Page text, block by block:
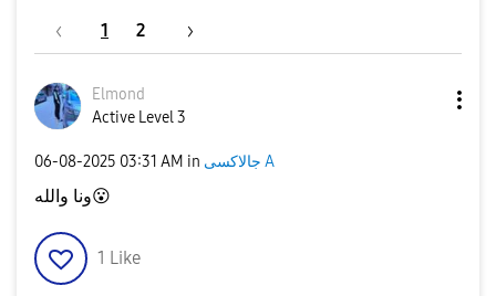
1 2
Elmond
Active Level 3
‎06-08-2025 03:31 AM in جالاكسى A
ونا والله😮
1 Like